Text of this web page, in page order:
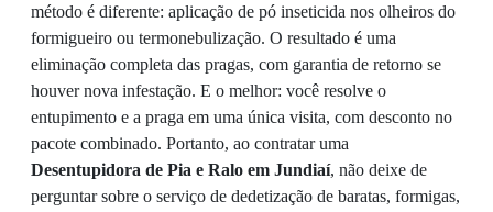
método é diferente: aplicação de pó inseticida nos olheiros do
formigueiro ou termonebulização. O resultado é uma
eliminação completa das pragas, com garantia de retorno se
houver nova infestação. E o melhor: você resolve o
entupimento e a praga em uma única visita, com desconto no
pacote combinado. Portanto, ao contratar uma
Desentupidora de Pia e Ralo em Jundiaí, não deixe de
perguntar sobre o serviço de dedetização de baratas, formigas,